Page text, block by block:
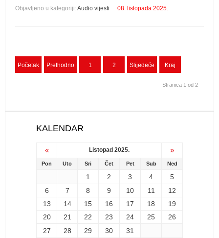
Objavljeno u kategoriji:Audio vijesti 08. listopada 2025.
Početak Prethodno 1 2 Slijedeće Kraj
Stranica 1 od 2
KALENDAR
« Listopad 2025. »
Pon Uto Sri Čet Pet Sub Ned
1 2 3 4
5
6
7 8 9 10 11
12
13
14 15 16 17 18
19
20
21 22 23 24 25
26
27
28 29 30 31